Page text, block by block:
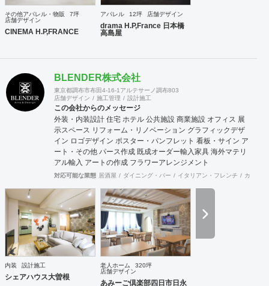
その他アパレル・物販
7坪
店舗デザイン
CINEMA H.P,FRANCE
アパレル 12坪 店舗デザイン
drama H.P,France 日本橋
高島屋
BLENDER株式会社
東京都調布市布田4-16-1アルテサーノ調布803
店舗デザイン
施工管理 設計施工
この会社からのメッセージ
外装・内装設計 住宅 ホテル 公共施設 商業施設 オフィス 展
示スペース リフォーム・リノベーション グラフィックデザ
イン ロゴデザイン ポスター・パンフレット 看板・サイン ア
ート・その他 パース作成 既成オーダー輸入家具 海外マテリ
アル輸入 アートの作成 フラワーアレンジメント
対応可能な業態 居酒屋 ダイニング・バー イタリアン・フレンチ カフェ
内装 設計施工
シェアハウス大曽根
老人ホーム
320坪
店舗デザイン
あみーご倶楽部四日市日永